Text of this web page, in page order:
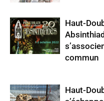
Haut-
commun
Haut-